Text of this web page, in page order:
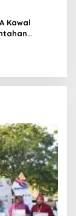
Kawal